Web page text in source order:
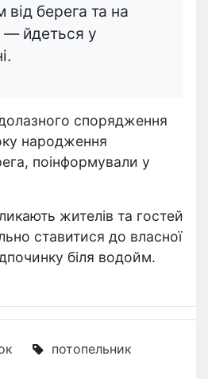
від берега та на
— йдеться у
спорядження
народження
поінформували у
жителів та гостей
ставитися до власної
біля водойм.
потопельник